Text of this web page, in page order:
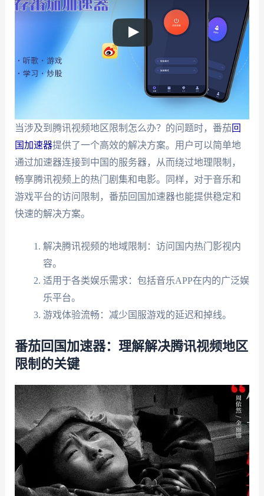
当涉及到腾讯视频地区限制怎么办？的问题时，番茄回
国加速器提供了一个高效的解决方案。用户可以简单地
通过加速器连接到中国的服务器，从而绕过地理限制，
畅享腾讯视频上的热门剧集和电影。同样，对于音乐和
游戏平台的访问限制，番茄回国加速器也能提供稳定和
快速的解决方案。
解决腾讯视频的地域限制：访问国内热门影视内
容。
适用于各类娱乐需求：包括音乐APP在内的广泛娱
乐平台。
游戏体验流畅：减少国服游戏的延迟和掉线。
番茄回国加速器：理解解决腾讯视频地区
限制的关键